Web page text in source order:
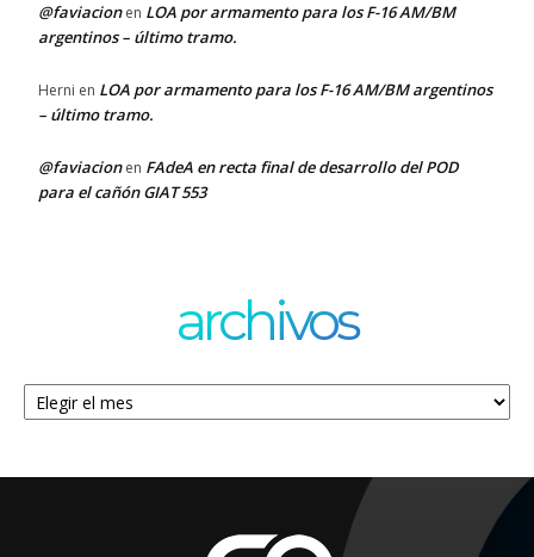
@faviacionen LOA por armamento para los F-16 AM/BM
argentinos – último tramo.
Herni en LOA por armamento para los F-16 AM/BM argentinos
– último tramo.
@faviacionen FAdeA en recta final de desarrollo del POD
para el cañón GIAT 553
archivos
Archivos